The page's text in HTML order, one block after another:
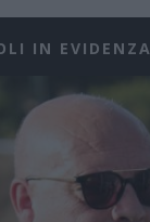
IN EVIDENZA